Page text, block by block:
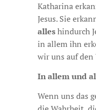
Katharina
Jesus. Sie
alleshindurch
in allem ihn
wir uns auf den
In allem und
Wenn uns das